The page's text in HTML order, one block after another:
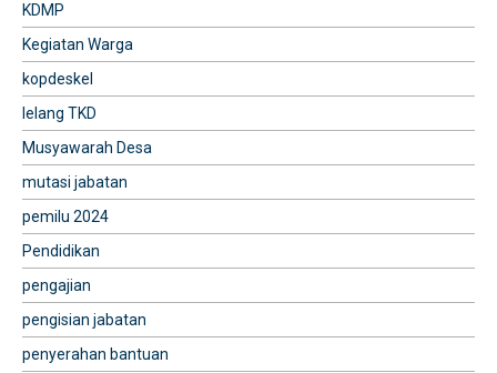
KDMP
Kegiatan Warga
kopdeskel
lelang TKD
Musyawarah Desa
mutasi jabatan
pemilu 2024
Pendidikan
pengajian
pengisian jabatan
penyerahan bantuan